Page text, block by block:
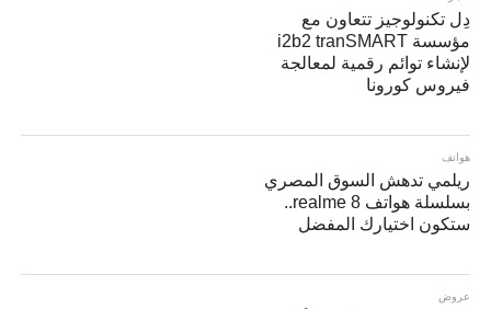
دِل تكنولوجيز تتعاون مع
مؤسسة i2b2 tranSMART
لإنشاء توائم رقمية لمعالجة
فيروس كورونا
هواتف
ريلمي تدهش السوق المصري
بسلسلة هواتف realme 8..
ستكون اختيارك المفضل
عروض